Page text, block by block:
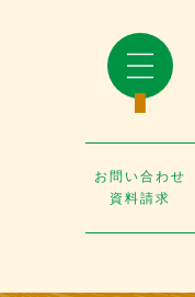
お問い合わせ
資料請求